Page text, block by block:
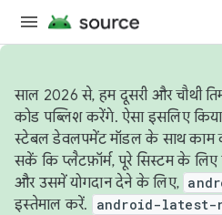
साल 2026 से, हम दूसरी और चौथी
कोड पब्लिश करेंगे. ऐसा इसलिए
स्टेबल डेवलपमेंट मॉडल के साथ
सकें कि प्लैटफ़ॉर्म, पूरे सिस्टम के लिए
और उसमें योगदान देने के लिए,
इस्तेमाल करें.
android-latest-